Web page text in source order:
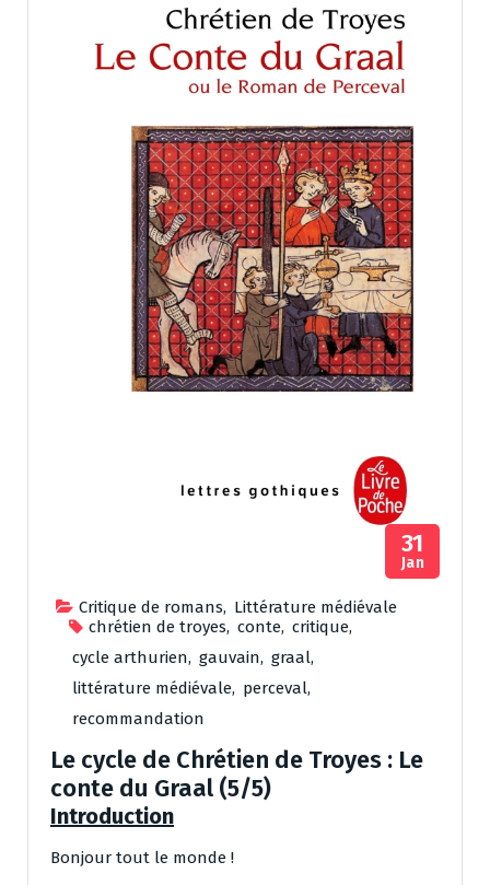
Critique de romans, Littérature médiévale
chrétien de troyes, conte, critique,
cycle arthurien, gauvain, graal,
littérature médiévale, perceval,
recommandation
31
Jan
Le cycle de Chrétien de Troyes : Le
conte du Graal (5/5)
Introduction
Bonjour tout le monde !